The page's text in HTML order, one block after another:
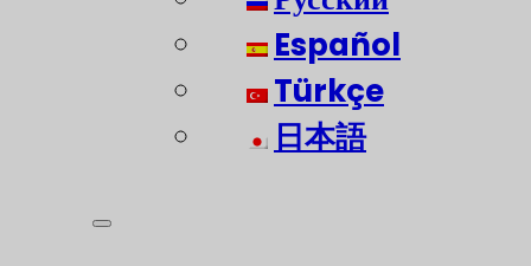
Español
Türkçe
日本語